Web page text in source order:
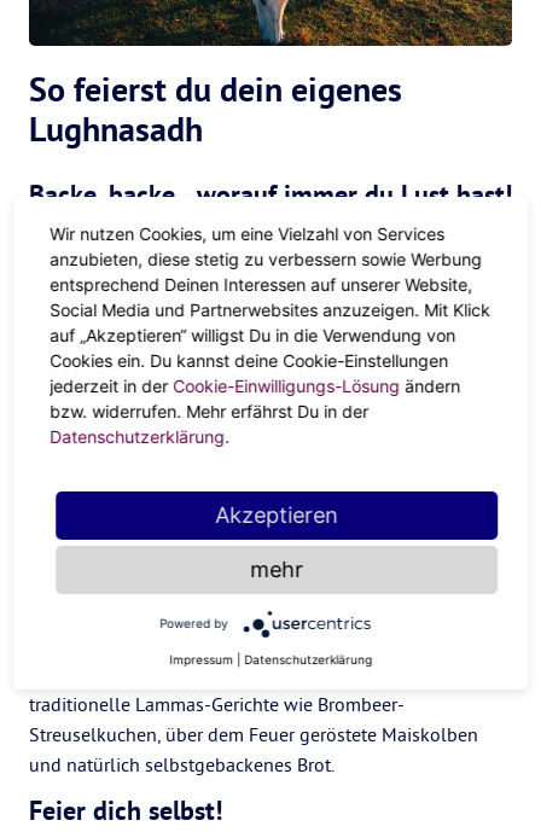
So feierst du dein eigenes
Lughnasadh
Backe, backe…worauf immer du Lust hast!
Getreidefest ohne großes Backen? Kommt nicht in die
Tüte! Spätestens seit dem zweiten Lockdown sind wir eh
alle Brotback-Profis. Ob Ciabatta mit Oliven und
getrockneten Kräutern, Walnuss-Brot oder Wasserwecken.
Auch für vegane Cheesecake-Brownies oder eins der
vielen Kuchen-Rezepte auf deinem Pinterest-Board ist
jetzt Zeit. Hol ein paar Freunde dazu und macht einen
Alle auf einem Haufen
Wie bei jedem anderen Jahreskreisfest auch: Zusammen
Freundenist es noch schöner. Ob BBQ,
Picknick, Brunch oder Running-Dinner — Stoßt zur Feier
des Tages mit einem Bier, Wein oder Lillet-Berry an!
Aufgetischt wird alles, was schmeckt. Oder ihr probiert
traditionelle Lammas-Gerichte wie Brombeer-
Streuselkuchen, über dem Feuer geröstete Maiskolben
und natürlich selbstgebackenes Brot.
Feier dich selbst!
Wir nutzen Cookies, um eine Vielzahl von Services
anzubieten, diese stetig zu verbessern sowie Werbung
entsprechend Deinen Interessen auf unserer Website,
Social Media und Partnerwebsites anzuzeigen. Mit Klick
auf „Akzeptieren“ willigst Du in die Verwendung von
Cookies ein. Du kannst deine Cookie-Einstellungen
jederzeit in der Cookie-Einwilligungs-Lösung ändern
bzw. widerrufen. Mehr erfährst Du in der
Datenschutzerklärung.
Akzeptieren
mehr
Powered by
Impressum Datenschutzerklärung